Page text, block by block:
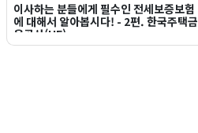
이사하는 분들에게 필수인 전세보증보험
에 대해서 알아봅시다! - 2편. 한국주택금
융공사(HF)